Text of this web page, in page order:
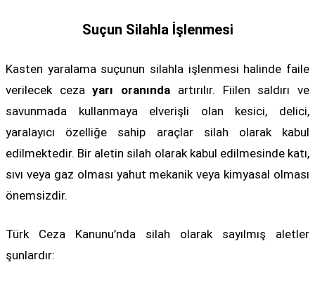
Suçun Silahla İşlenmesi
Kasten yaralama suçunun silahla işlenmesi halinde faile
verilecek cezayarı oranında artırılır. Fiilen saldırı ve
savunmada kullanmaya elverişli olan kesici, delici,
yaralayıcı özelliğe sahip araçlar silah olarak kabul
edilmektedir. Bir aletin silah olarak kabul edilmesinde katı,
sıvı veya gaz olması yahut mekanik veya kimyasal olması
önemsizdir.
Türk Ceza Kanunu’nda silah olarak sayılmış aletler
şunlardır: